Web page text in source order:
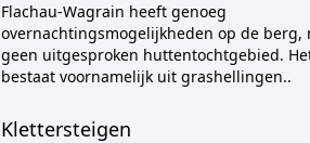
Flachau-Wagrain heeft genoeg
overnachtingsmogelijkheden op de berg,
geen uitgesproken huttentochtgebied.
bestaat voornamelijk uit grashellingen..
Klettersteigen